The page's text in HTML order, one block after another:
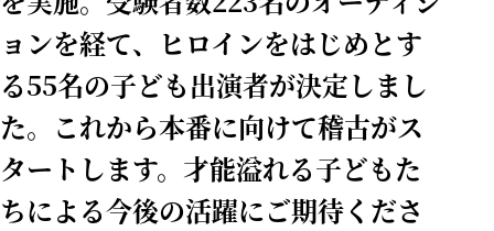
ョンを経て、ヒロインをはじめとす
る55名の子ども出演者が決定しまし
た。これから本番に向けて稽古がス
タートします。才能溢れる子どもた
ちによる今後の活躍にご期待くださ